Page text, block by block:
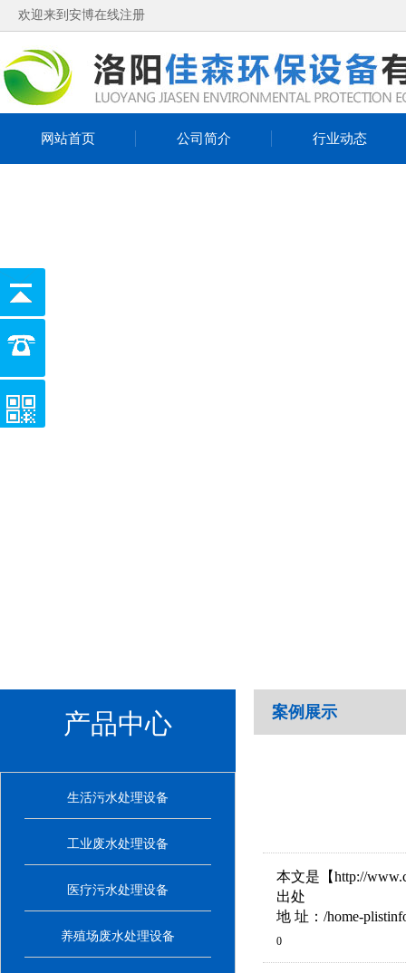
欢迎来到安博在线注册
网站首页 公司简介 行业动态
产品中心
生活污水处理设备
工业废水处理设备
医疗污水处理设备
养殖场废水处理设备
案例展示
本文是【http://
出处
地 址：/home-
0